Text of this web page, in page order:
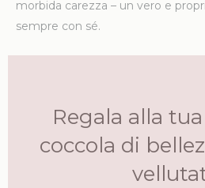
morbida carezza – un vero e
sempre con sé.
Regala alla
coccola di